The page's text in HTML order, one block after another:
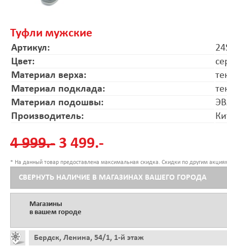
Туфли мужские
Артикул:
Цвет:
Материал верха:
Материал подклада:
Материал подошвы:
Производитель:
4 999.- 3 499.-
* На данный товар предоставлена максимальная скидка. Скидки по другим
СВЕРНУТЬ НАЛИЧИЕ В МАГАЗИНАХ ВАШЕГО ГОРОДА
Магазины
в вашем городе
Бердск, Ленина, 54/1, 1-й этаж